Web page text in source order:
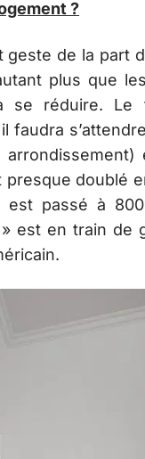
?
de la part
plus que
se réduire. Le
faudra
doublé
passé à
est en train de